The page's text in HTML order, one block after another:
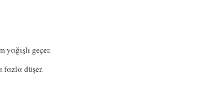
yαğışlı geçer.
fαzlα düşer.